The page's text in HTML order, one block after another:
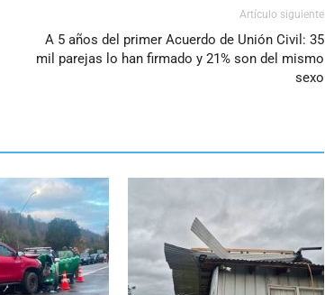
Artículo siguiente
A 5 años del primer Acuerdo de Unión Civil: 35
mil parejas lo han firmado y 21% son del mismo
sexo